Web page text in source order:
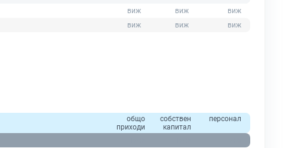
общо
приходи
собствен
капитал
персонал